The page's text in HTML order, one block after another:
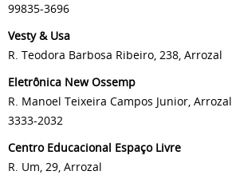
99835-3696
Vesty & Usa
R. Teodora Barbosa Ribeiro, 238, Arrozal
Eletrônica New Ossemp
R. Manoel Teixeira Campos Junior, Arrozal
3333-2032
Centro Educacional Espaço Livre
R. Um, 29, Arrozal